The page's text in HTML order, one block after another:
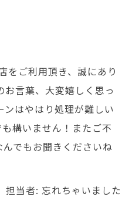
ご利用頂き、誠にあり
言葉、大変嬉しく思っ
ンはやはり処理が難しい
構いません！またご不
でもお聞きくださいね
担当者: 忘れちゃいました